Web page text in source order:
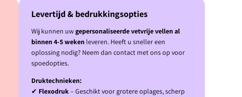
Levertijd & bedrukkingsopties
Wij kunnen uwgepersonaliseerde vetvrije vellen al
binnen 4-5 weken leveren. Heeft u sneller een
oplossing nodig? Neem dan contact met ons op voor
spoedopties.
Druktechnieken:
✔ Flexodruk– Geschikt voor grotere oplages, scherp